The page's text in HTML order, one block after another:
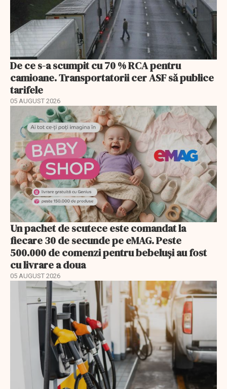
De ce s-a scumpit cu 70 % RCA pentru
camioane. Transportatorii cer ASF să publice
tarifele
05 AUGUST 2026
Un pachet de scutece este comandat la
fiecare 30 de secunde pe eMAG. Peste
500.000 de comenzi pentru bebeluși au fost
cu livrare a doua
05 AUGUST 2026